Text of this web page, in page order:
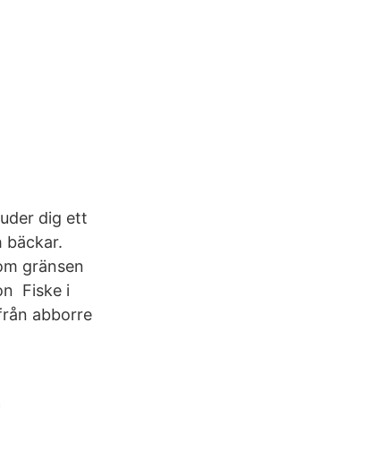
dig ett
bäckar.
gränsen
Fiske i
abborre